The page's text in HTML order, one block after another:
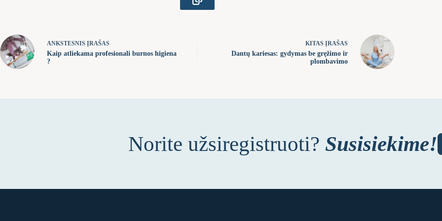
ANKSTESNIS ĮRAŠAS
Kaip atliekama profesionali burnos higiena
?
KITAS ĮRAŠAS
Dantų kariesas: gydymas be gręžimo ir
plombavimo
Norite užsiregistruoti? Susisiekime!